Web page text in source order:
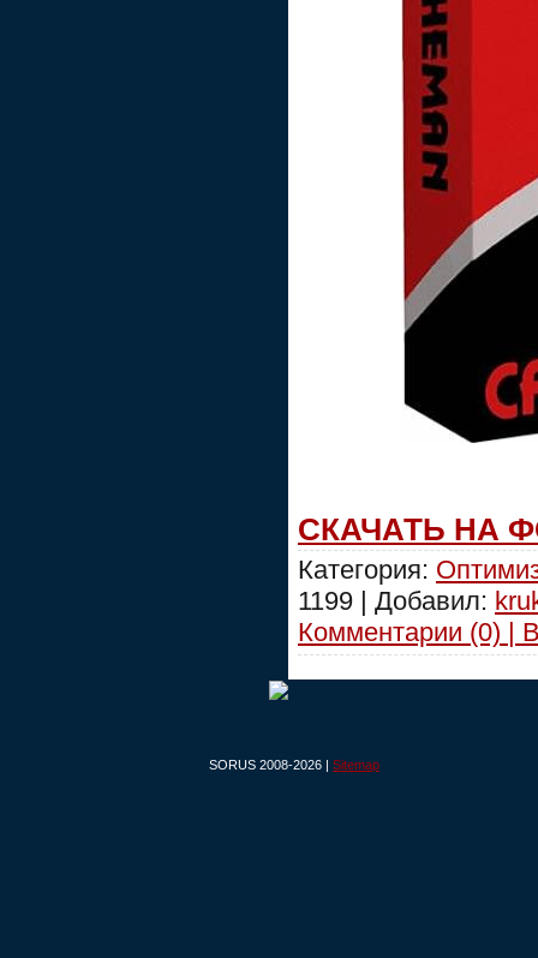
СКАЧАТЬ НА
Категория:
1199 | Добавил:
Комментарии (0) |
SORUS 2008-2026 | Sitemap